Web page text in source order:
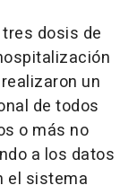
dosis de
un
de todos
o más no
a los datos
el sistema